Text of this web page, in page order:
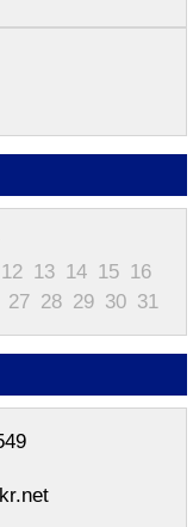
12 13 14 15 16
27 28 29 30 31